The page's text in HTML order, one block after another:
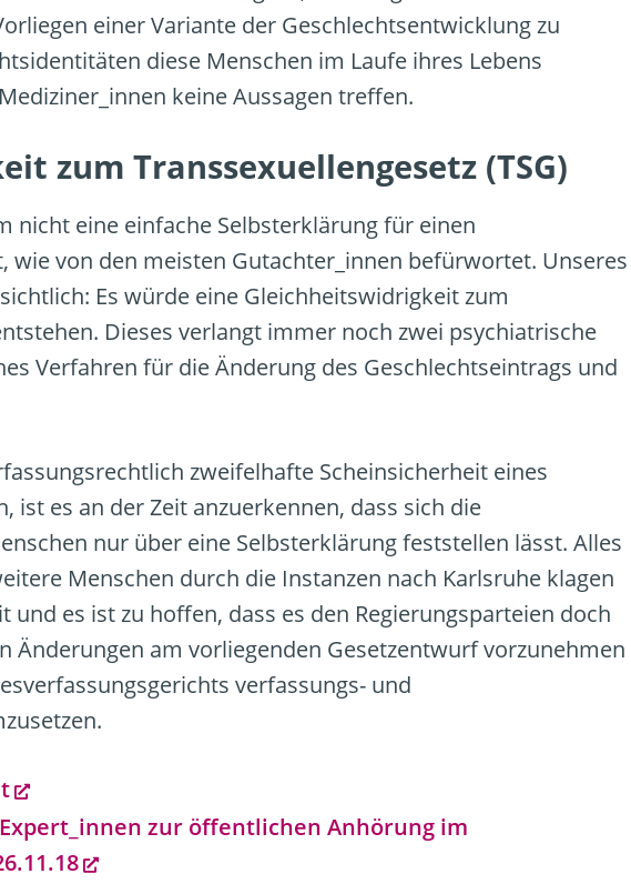
einer Variante der Geschlechtsentwicklung zu
diese Menschen im Laufe ihres Lebens
keine Aussagen treffen.
zum Transsexuellengesetz (TSG)
nicht eine einfache Selbsterklärung für einen
wie von den meisten Gutachter_innen befürwortet. Unseres
Es würde eine Gleichheitswidrigkeit zum
Dieses verlangt immer noch zwei psychiatrische
Verfahren für die Änderung des Geschlechtseintrags und
zweifelhafte Scheinsicherheit eines
ist es an der Zeit anzuerkennen, dass sich die
nur über eine Selbsterklärung feststellen lässt. Alles
Menschen durch die Instanzen nach Karlsruhe klagen
und es ist zu hoffen, dass es den Regierungsparteien doch
Änderungen am vorliegenden Gesetzentwurf vorzunehmen
verfassungs- und
zur öffentlichen Anhörung im